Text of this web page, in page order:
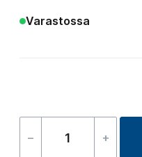
Varastossa
–
Cable
+